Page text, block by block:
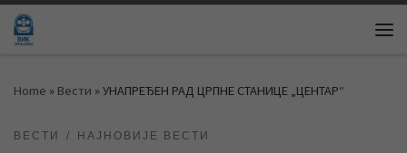
Skip to content
Home » Вести »УНАПРЕЂЕН РАД ЦРПНЕ СТАНИЦЕ „ЦЕНТАР“
ВЕСТИ НАЈНОВИЈЕ ВЕСТИ